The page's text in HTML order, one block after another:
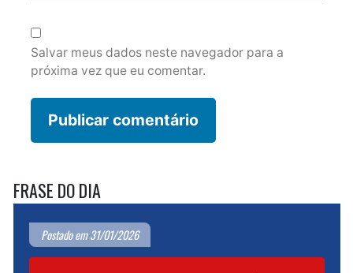
Salvar meus dados neste navegador para a
próxima vez que eu comentar.
FRASE DO DIA
Postado em 31/01/2026